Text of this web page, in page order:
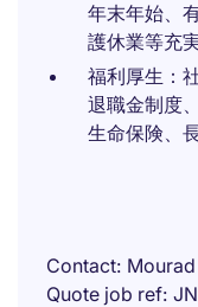
年末年始、
護休業等充
福利厚生：
退職金制度
生命保険、
Contact
Quote job ref